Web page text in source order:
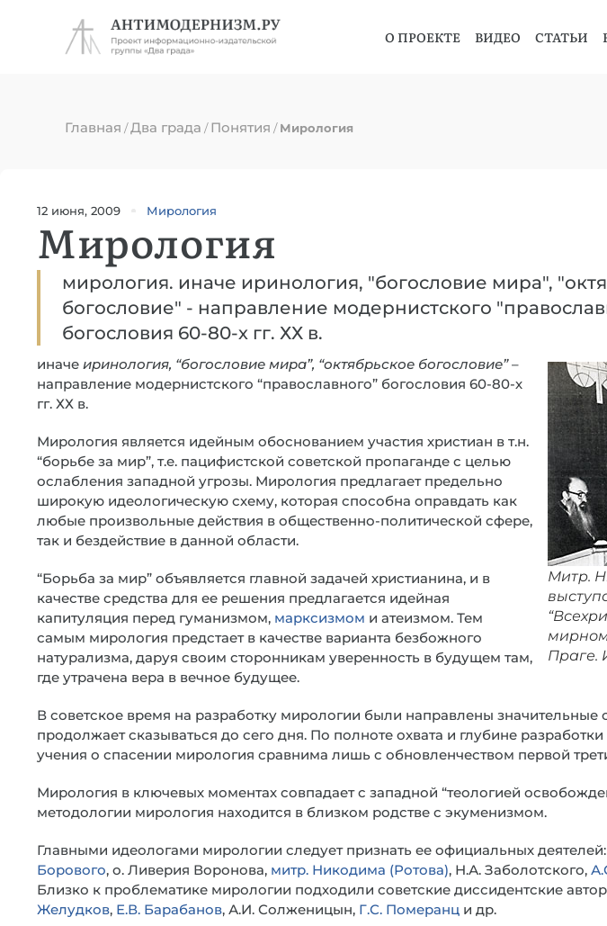
О ПРОЕКТЕ ВИДЕО СТАТЬИ
Главная /Два града /Понятия /Мирология
12 июня, 2009 Мирология
Мирология
мирология. иначе иринология, "богословие мира",
богословие" - направление модернистского
богословия 60-80-х гг. ХХ в.
Митр.
мирном
Праге.
иначе иринология, “богословие мира”, “октябрьское богословие”–
направление модернистского “православного” богословия 60-80-х
гг. ХХ в.
Мирология является идейным обоснованием участия христиан в т.н.
“борьбе за мир”, т.е. пацифистской советской пропаганде с целью
ослабления западной угрозы. Мирология предлагает предельно
широкую идеологическую схему, которая способна оправдать как
любые произвольные действия в общественно-политической сфере,
так и бездействие в данной области.
“Борьба за мир” объявляется главной задачей христианина, и в
качестве средства для ее решения предлагается идейная
капитуляция перед гуманизмом, марксизмом и атеизмом. Тем
самым мирология предстает в качестве варианта безбожного
натурализма, даруя своим сторонникам уверенность в будущем там,
где утрачена вера в вечное будущее.
В советское время на разработку мирологии были направлены значительные
продолжает сказываться до сего дня. По полноте охвата и глубине разработки
учения о спасении мирология сравнима лишь с обновленчеством первой
Мирология в ключевых моментах совпадает с западной “теологией
методологии мирология находится в близком родстве с экуменизмом.
Главными идеологами мирологии следует признать ее официальных деятелей:
Борового, о. Ливерия Воронова, митр. Никодима (Ротова), Н.А. Заболотского,
Близко к проблематике мирологии подходили советские диссидентские
Желудков, Е.В. Барабанов, А.И. Солженицын, Г.С. Померанц и др.